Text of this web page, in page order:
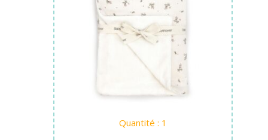
Quantité : 1
Ajouter au panier